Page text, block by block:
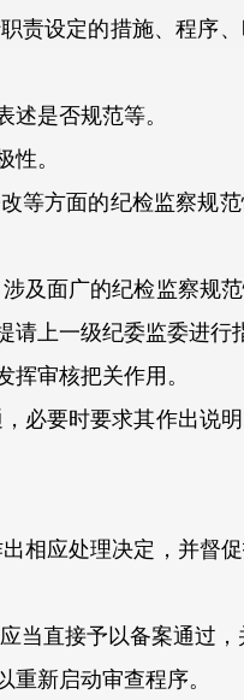
责设定的措施、程序
是否规范等。
。
方面的纪检监察规
面广的纪检监察规范
上一级纪委监委进行
审核把关作用。
要时要求其作出说
应处理决定，并督
直接予以备案通过，
新启动审查程序。